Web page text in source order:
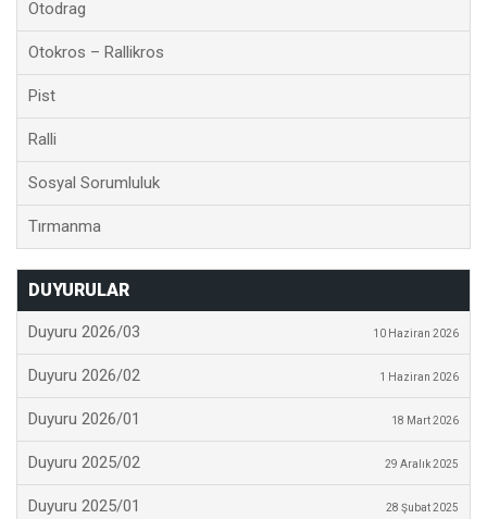
Otodrag
Otokros – Rallikros
Pist
Ralli
Sosyal Sorumluluk
Tırmanma
DUYURULAR
Duyuru 2026/03 10 Haziran 2026
Duyuru 2026/02 1 Haziran 2026
Duyuru 2026/01 18 Mart 2026
Duyuru 2025/02 29 Aralık 2025
Duyuru 2025/01 28 Şubat 2025